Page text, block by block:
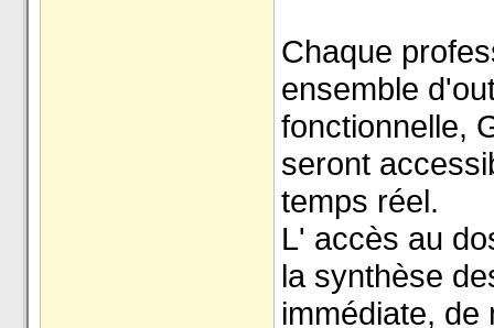
Chaque
ensemble
fonctionnelle,
seront
temps réel.
L' accès au
la synthèse
immédiate, de